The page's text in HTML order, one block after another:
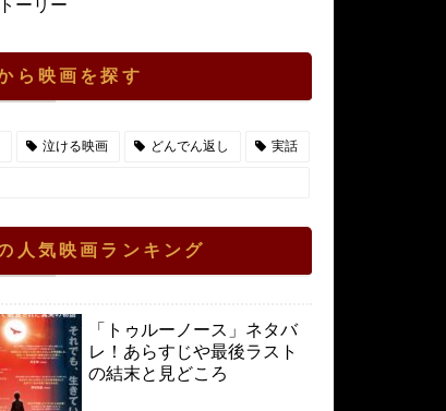
ーリー
ら映画を探す
泣ける映画 どんでん返し 実話
人気映画ランキング
「トゥルーノース」ネタバ
レ！あらすじや最後ラスト
の結末と見どころ